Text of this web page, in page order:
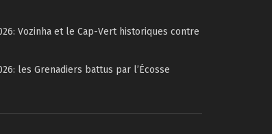
Vozinha et le Cap-Vert historiques contre
les Grenadiers battus par l’Écosse